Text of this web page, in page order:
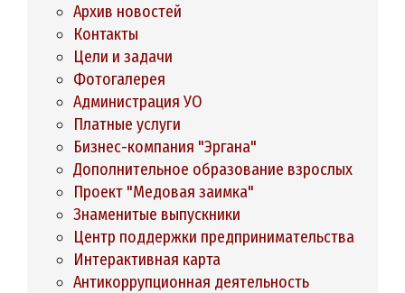
Архив новостей
Контакты
Цели и задачи
Фотогалерея
Администрация УО
Платные услуги
Бизнес-компания "Эргана"
Дополнительное образование взрослых
Проект "Медовая заимка"
Знаменитые выпускники
Центр поддержки предпринимательства
Интерактивная карта
Антикоррупционная деятельность